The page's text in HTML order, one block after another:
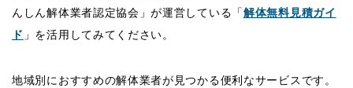
んしん解体業者認定協会」が運営している「解体無料見積ガイ
ド 」を活用してみてください。
地域別におすすめの解体業者が見つかる便利なサービスです。